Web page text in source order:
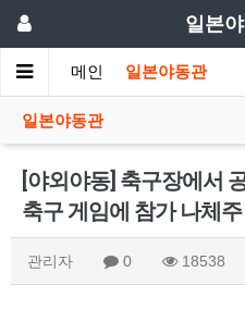
일본
메인 일본야동관
일본야동관
[야외야동] 축구장에서
축구 게임에 참가 나체주
관리자 0 18538